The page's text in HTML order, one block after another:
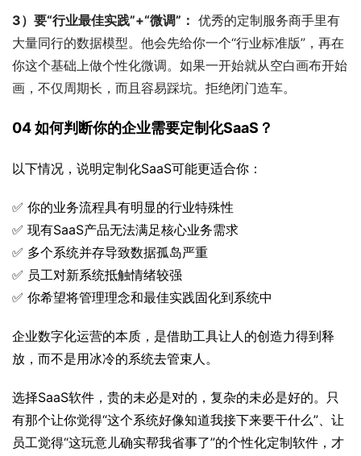
3）要“行业最佳实践”+“微调”： 优秀的定制服务商手里有
大量同行的数据模型。他会先给你一个“行业标准版”，再在
你这个基础上做个性化微调。如果一开始就从空白画布开始
画，不仅周期长，而且容易踩坑。拒绝闭门造车。
04 如何判断你的企业需要定制化SaaS？
以下情况，说明定制化SaaS可能更适合你：
✅ 你的业务流程具有明显的行业特殊性
✅ 现有SaaS产品无法满足核心业务需求
✅ 多个系统并存导致数据孤岛严重
✅ 员工对新系统抵触情绪较强
✅ 你希望将管理理念和最佳实践固化到系统中
企业数字化运营的本质，是借助工具让人的创造力得到释
放，而不是用冰冷的系统去管束人。
选择SaaS软件，贵的未必是对的，复杂的未必是好的。只
有那个让你觉得“这个系统好像知道我接下来要干什么”、让
员工觉得“这玩意儿确实帮我省事了”的个性化定制软件，才